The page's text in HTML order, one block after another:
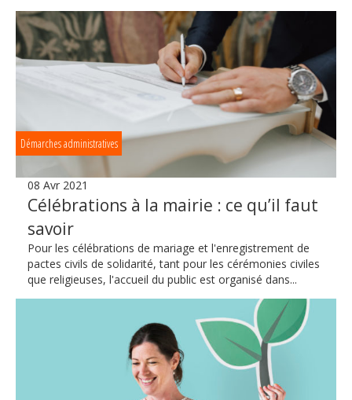
Démarches administratives
08 Avr 2021
Célébrations à la mairie : ce qu’il faut
savoir
Pour les célébrations de mariage et l'enregistrement de
pactes civils de solidarité, tant pour les cérémonies civiles
que religieuses, l'accueil du public est organisé dans...